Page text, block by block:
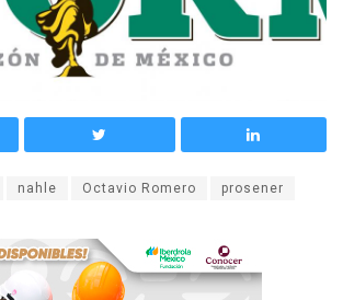
nahle Octavio Romero prosener